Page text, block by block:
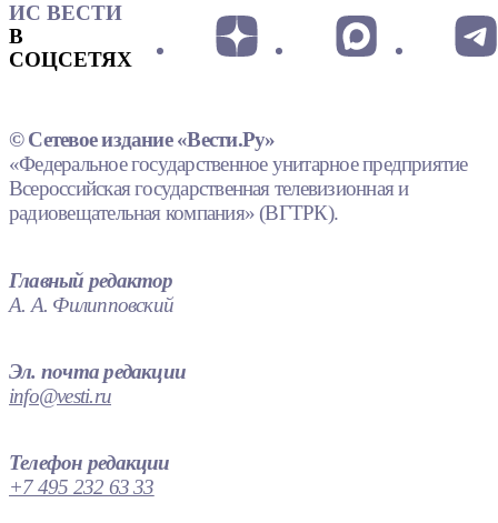
ИС ВЕСТИ
В
СОЦСЕТЯХ
© Сетевое издание «Вести.Ру»
«Федеральное государственное унитарное предприятие
Всероссийская государственная телевизионная и
радиовещательная компания» (ВГТРК).
Главный редактор
А. А. Филипповский
Эл. почта редакции
info@vesti.ru
Телефон редакции
+7 495 232 63 33